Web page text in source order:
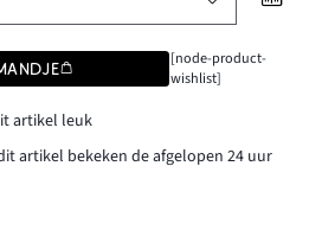
[node-product-
wishlist]
artikel leuk
artikel bekeken de afgelopen 24 uur